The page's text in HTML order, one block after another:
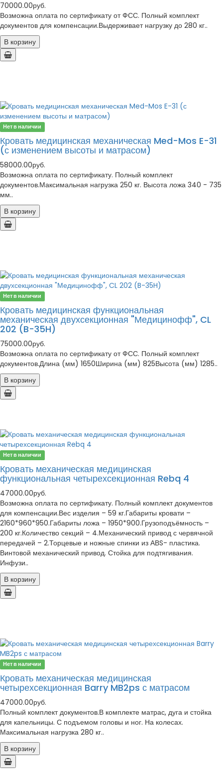
70000.00руб.
Возможна оплата по сертификату от ФСС. Полный комплект
документов для компенсации.Выдерживает нагрузку до 280 кг..
В корзину
Нет в наличии
Кровать медицинская механическая Med-Mos E-31
(с изменением высоты и матрасом)
58000.00руб.
Возможна оплата по сертификату. Полный комплект
документов.Максимальная нагрузка 250 кг. Высота ложа 340 - 735
мм..
В корзину
Нет в наличии
Кровать медицинская функциональная
механическая двухсекционная "Медицинофф", CL
202 (B-35H)
75000.00руб.
Возможна оплата по сертификату от ФСС. Полный комплект
документов.Длина (мм) 1650Ширина (мм) 825Высота (мм) 1285..
В корзину
Нет в наличии
Кровать механическая медицинская
функциональная четырехсекционная Rebq 4
47000.00руб.
Возможна оплата по сертификату. Полный комплект документов
для компенсации.Вес изделия – 59 кг.Габариты кровати –
2160*960*950.Габариты ложа – 1950*900.Грузоподъёмность –
200 кг.Количество секций – 4.Механический привод с червячной
передачей – 2.Торцевые и ножные спинки из АВS- пластика.
Винтовой механический привод. Стойка для подтягивания.
Инфузи..
В корзину
Нет в наличии
Кровать механическая медицинская
четырехсекционная Barry MB2ps с матрасом
47000.00руб.
Полный комплект документов.В комплекте матрас, дуга и стойка
для капельницы. С подъемом головы и ног. На колесах.
Максимальная нагрузка 280 кг..
В корзину